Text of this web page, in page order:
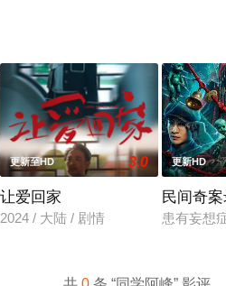
王廖爷将携600余公斤毒品来云交
更新至HD 3.0
让爱回家
2024 / 大陆 / 剧情
更新HD
民间奇
患有妄想